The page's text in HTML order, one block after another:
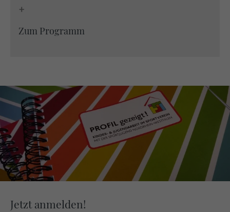
+
Zum Programm
Jetzt anmelden!